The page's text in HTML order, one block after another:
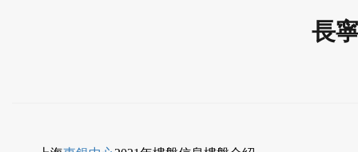
長